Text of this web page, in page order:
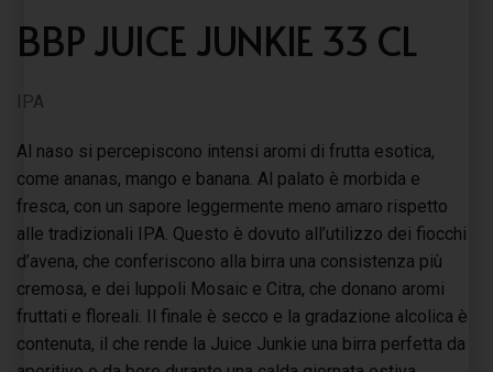
BBP JUICE JUNKIE 33 CL
IPA
Al naso si percepiscono intensi aromi di frutta esotica,
come ananas, mango e banana. Al palato è morbida e
fresca, con un sapore leggermente meno amaro rispetto
alle tradizionali IPA. Questo è dovuto all’utilizzo dei fiocchi
d’avena, che conferiscono alla birra una consistenza più
cremosa, e dei luppoli Mosaic e Citra, che donano aromi
fruttati e floreali. Il finale è secco e la gradazione alcolica è
contenuta, il che rende la Juice Junkie una birra perfetta da